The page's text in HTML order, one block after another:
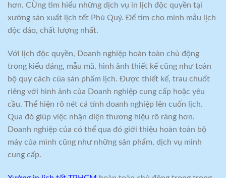
hơn. CÙng tìm hiểu những dịch vụ in lịch độc quyền tại
xưởng sản xuất lịch tết Phú Quý. Để tìm cho mình mẫu lịch
độc đáo, chất lượng nhất.
Với lịch độc quyền, Doanh nghiệp hoàn toàn chủ động
trong kiểu dáng, mẫu mã, hình ảnh thiết kế cũng như toàn
bộ quy cách của sản phẩm lịch. Được thiết kế, trau chuốt
riêng với hình ảnh của Doanh nghiệp cung cấp hoặc yêu
cầu. Thể hiện rõ nét cá tính doanh nghiệp lên cuốn lịch.
Qua đó giúp việc nhận diện thương hiệu rõ ràng hơn.
Doanh nghiệp của có thể qua đó giới thiệu hoàn toàn bộ
máy của mình cũng như những sản phẩm, dịch vụ mình
cung cấp.